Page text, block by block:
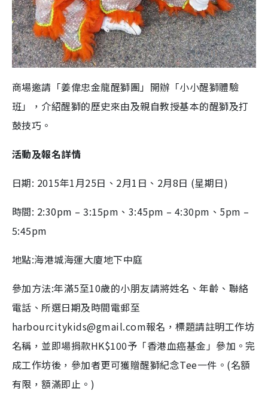
商場邀請「姜偉忠金龍醒獅團」開辦「小小醒獅體驗
班」，介紹醒獅的歷史來由及親自教授基本的醒獅及打
鼓技巧。
活動及報名詳情
日期: 2015年1月25日、2月1日、2月8日 (星期日)
時間: 2:30pm – 3:15pm、3:45pm – 4:30pm、5pm –
5:45pm
地點:海港城海運大廈地下中庭
參加方法:年滿5至10歲的小朋友請將姓名、年齡、聯絡
電話、所選日期及時間電郵至
harbourcitykids@gmail.com報名，標題請註明工作坊
名稱，並即場捐款HK$100予「香港血癌基金」參加。完
成工作坊後，參加者更可獲贈醒獅紀念Tee一件。(名額
有限，額滿即止。)